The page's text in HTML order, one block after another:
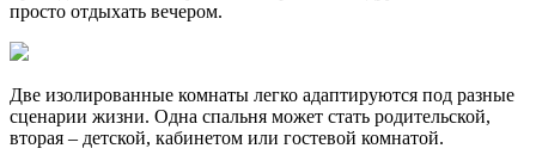
просто отдыхать вечером.
Две изолированные комнаты легко адаптируются под разные
сценарии жизни. Одна спальня может стать родительской,
вторая – детской, кабинетом или гостевой комнатой.